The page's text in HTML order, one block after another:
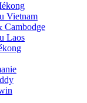
Vietnam
Cambodge
Laos